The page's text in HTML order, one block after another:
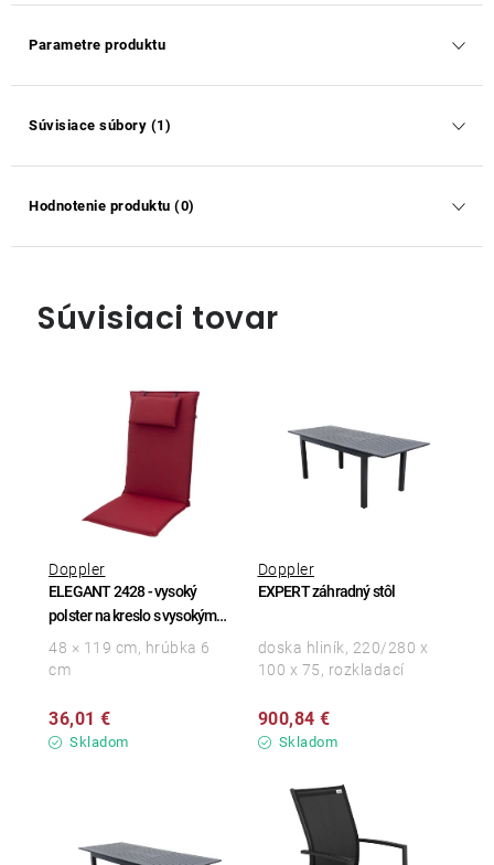
Parametre produktu
Súvisiace súbory (1)
Hodnotenie produktu (0)
Súvisiaci tovar
ELEGANT 2428 - vysoký
polster na kreslo s vysokým
operadlom
Doppler
Skladom
36,01 €
48 × 119 cm, hrúbka 6
cm
EXPERT záhradný stôl
Doppler
Skladom
900,84 €
doska hliník, 220/280 x
100 x 75, rozkladací